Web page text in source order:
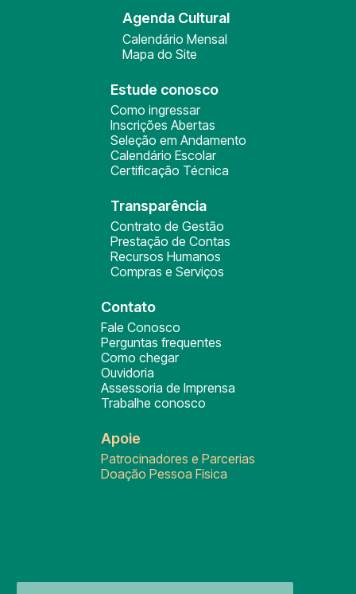
Agenda Cultural
Calendário Mensal
Mapa do Site
Estude conosco
Como ingressar
Inscrições Abertas
Seleção em Andamento
Calendário Escolar
Certificação Técnica
Transparência
Contrato de Gestão
Prestação de Contas
Recursos Humanos
Compras e Serviços
Contato
Fale Conosco
Perguntas frequentes
Como chegar
Ouvidoria
Assessoria de Imprensa
Trabalhe conosco
Apoie
Patrocinadores e Parcerias
Doação Pessoa Física